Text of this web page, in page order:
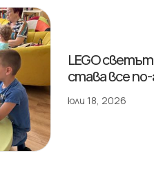
LEGO
става все
юли 18, 2026